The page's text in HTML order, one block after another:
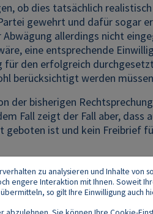
ob dies tatsächlich
gewehrt und dafür sogar
allerdings nicht
eine entsprechende
für den erfolgreich
berücksichtigt werden
der bisherigen
Fall zeigt der Fall aber, dass
ist und kein Freibrief
zu analysieren und Inhalte von
engere Interaktion mit Ihnen. Soweit
so gilt Ihre Einwilligung auch